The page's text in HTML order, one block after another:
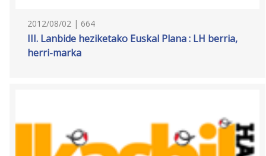
2012/08/02 | 664
III. Lanbide heziketako Euskal Plana : LH berria,
herri-marka